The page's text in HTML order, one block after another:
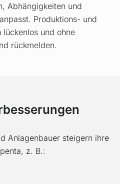
Abhängigkeiten und
Produktions- und
lückenlos und ohne
rückmelden.
Anlagenbauer steigern ihre
z. B.: